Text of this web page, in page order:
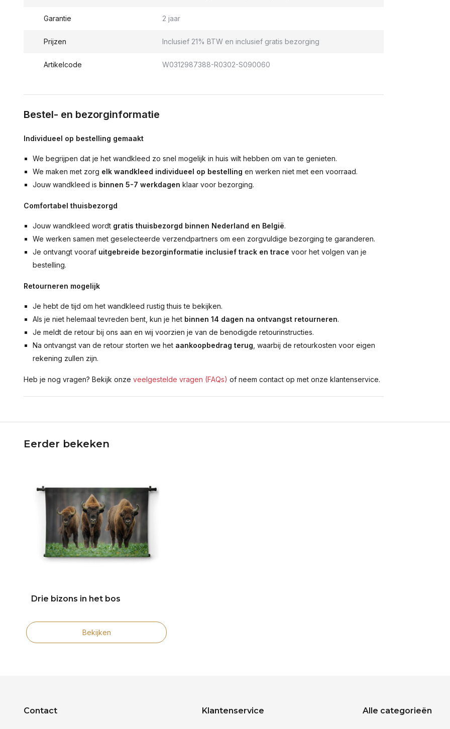
Garantie 2 jaar
Prijzen Inclusief 21% BTW en inclusief gratis bezorging
Artikelcode W0312987388-R0302-S090060
Bestel- en bezorginformatie
Individueel op bestelling gemaakt
We begrijpen dat je het wandkleed zo snel mogelijk in huis wilt hebben om van te genieten.
We maken met zorg elk wandkleed individueel op bestelling en werken niet met een voorraad.
Jouw wandkleed is binnen 5-7 werkdagen klaar voor bezorging.
Comfortabel thuisbezorgd
Jouw wandkleed wordt gratis thuisbezorgd binnen Nederland en België.
We werken samen met geselecteerde verzendpartners om een zorgvuldige bezorging te garanderen.
Je ontvangt vooraf uitgebreide bezorginformatie inclusief track en trace voor het volgen van je
bestelling.
Retourneren mogelijk
Je hebt de tijd om het wandkleed rustig thuis te bekijken.
Als je niet helemaal tevreden bent, kun je het binnen 14 dagen na ontvangst retourneren.
Je meldt de retour bij ons aan en wij voorzien je van de benodigde retourinstructies.
Na ontvangst van de retour storten we het aankoopbedrag terug , waarbij de retourkosten voor eigen
rekening zullen zijn.
Heb je nog vragen? Bekijk onze veelgestelde vragen (FAQs) of neem contact op met onze klantenservice.
Eerder bekeken
Drie bizons in het bos
Bekijken
Contact Klantenservice Alle categorieën